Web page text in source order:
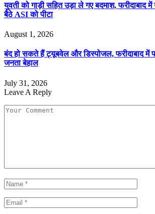
युवती को गाड़ी सहित उड़ा ले गए बदमाश, फरीदाबाद
बैठे ASI को पीटा
August 1, 2026
बंद हो सकते हैं ट्यूबवेल और डिस्पोजल, फरीदाबाद में
जनता बेहाल
July 31, 2026
Leave A Reply